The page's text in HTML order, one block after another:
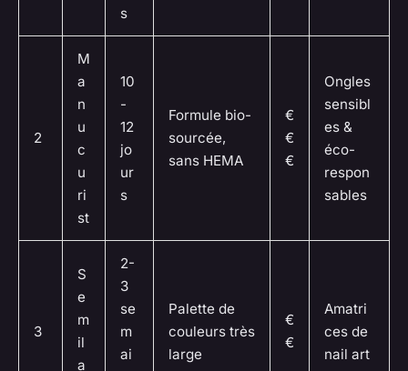
s
2
M
a
n
u
c
u
ri
st
10
-
12
jo
ur
s
Formule bio-
sourcée,
sans HEMA
€
€
€
Ongles
sensibl
es &
éco-
respon
sables
3
S
e
m
il
a
2-
3
se
m
ai
Palette de
couleurs très
large
€
€
Amatri
ces de
nail art